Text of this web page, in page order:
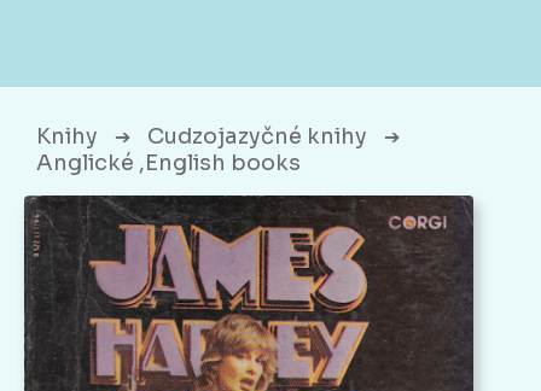
Knihy ➔ Cudzojazyčné knihy ➔
Anglické ,English books